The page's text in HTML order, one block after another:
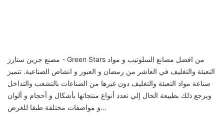
مصنع جرين ستارز - Green Stars من افضل مصانع السلوتيب و مواد
التعبئة والتغليف في العاشر من رمضان و العبور و انشاص الصناعية. تتميز
صناعة مواد التعبئة والتغليف دون غيرها من الصناعات بالتشعب والتداخل
ويرجع ذلك بطبيعة الحال إلي تعدد أنواع منتجاتها بأشكال و أحجام و ألوان
و مواصفات مختلفة طبقا للغرض...